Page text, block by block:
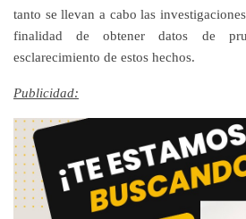
tanto se llevan a cabo las
finalidad de obtener datos de
esclarecimiento de estos hechos.
Publicidad: